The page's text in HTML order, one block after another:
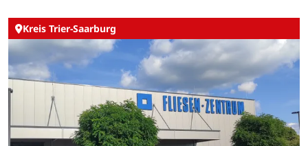
Kreis Trier-Saarburg